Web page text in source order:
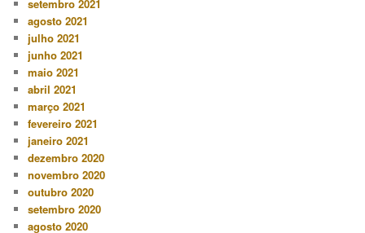
setembro 2021
agosto 2021
julho 2021
junho 2021
maio 2021
abril 2021
março 2021
fevereiro 2021
janeiro 2021
dezembro 2020
novembro 2020
outubro 2020
setembro 2020
agosto 2020